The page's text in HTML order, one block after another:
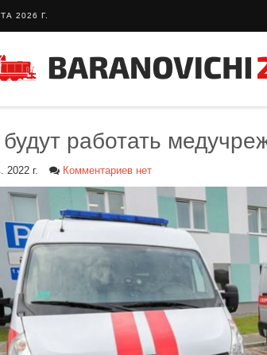
2026 Г.
будут работать
2022 г. Комментариев нет